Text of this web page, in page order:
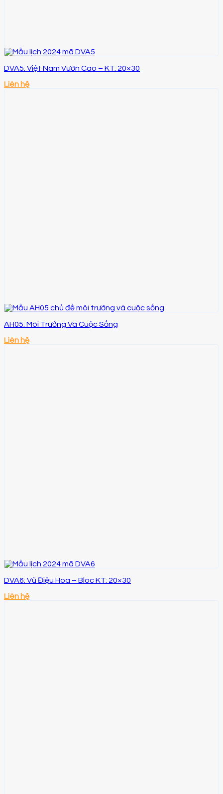
DVA5: Việt Nam Vươn Cao – KT: 20×30
Liên hệ
AH05: Môi Trường Và Cuộc Sống
Liên hệ
DVA6: Vũ Điệu Hoa – Bloc KT: 20×30
Liên hệ